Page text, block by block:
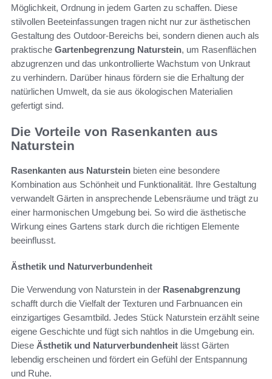
Möglichkeit, Ordnung in jedem Garten zu schaffen. Diese
stilvollen Beeteinfassungen tragen nicht nur zur ästhetischen
Gestaltung des Outdoor-Bereichs bei, sondern dienen auch als
praktische Gartenbegrenzung Naturstein, um Rasenflächen
abzugrenzen und das unkontrollierte Wachstum von Unkraut
zu verhindern. Darüber hinaus fördern sie die Erhaltung der
natürlichen Umwelt, da sie aus ökologischen Materialien
gefertigt sind.
Die Vorteile von Rasenkanten aus
Naturstein
Rasenkanten aus Naturstein bieten eine besondere
Kombination aus Schönheit und Funktionalität. Ihre Gestaltung
verwandelt Gärten in ansprechende Lebensräume und trägt zu
einer harmonischen Umgebung bei. So wird die ästhetische
Wirkung eines Gartens stark durch die richtigen Elemente
beeinflusst.
Ästhetik und Naturverbundenheit
Die Verwendung von Naturstein in der Rasenabgrenzung
schafft durch die Vielfalt der Texturen und Farbnuancen ein
einzigartiges Gesamtbild. Jedes Stück Naturstein erzählt seine
eigene Geschichte und fügt sich nahtlos in die Umgebung ein.
Diese Ästhetik und Naturverbundenheit lässt Gärten
lebendig erscheinen und fördert ein Gefühl der Entspannung
und Ruhe.